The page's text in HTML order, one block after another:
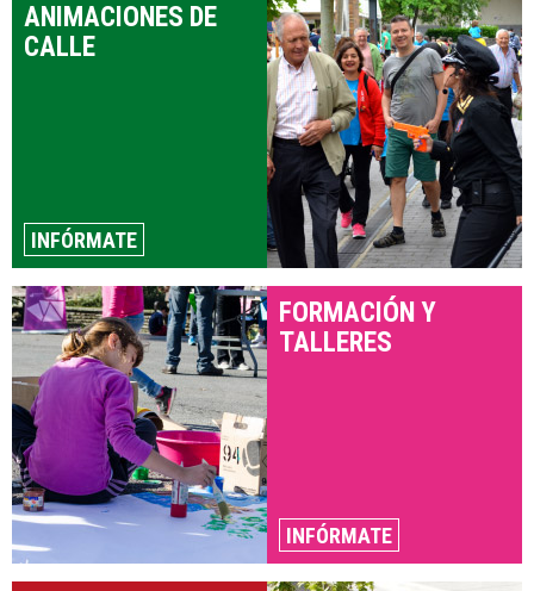
ANIMACIONES DE
CALLE
INFÓRMATE
FORMACIÓN Y
TALLERES
INFÓRMATE